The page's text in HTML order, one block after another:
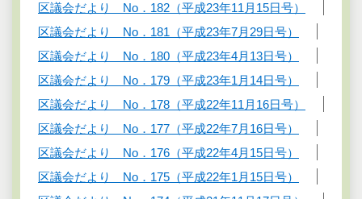
区議会だより No．182（平成23年11月15日号）
区議会だより No．181（平成23年7月29日号）
区議会だより No．180（平成23年4月13日号）
区議会だより No．179（平成23年1月14日号）
区議会だより No．178（平成22年11月16日号）
区議会だより No．177（平成22年7月16日号）
区議会だより No．176（平成22年4月15日号）
区議会だより No．175（平成22年1月15日号）